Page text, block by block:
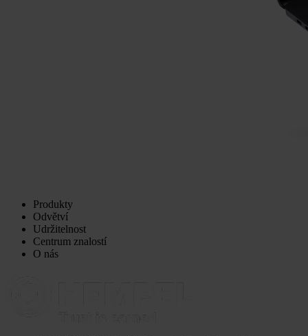
Produkty
Odvětví
Udržitelnost
Centrum znalostí
O nás